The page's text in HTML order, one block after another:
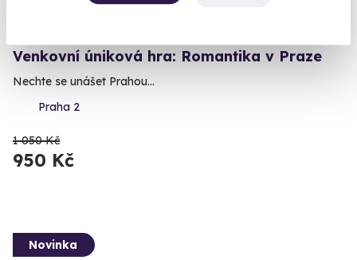
Venkovní úniková hra: Romantika v Praze
Nechte se unášet Prahou...
Praha 2
1 050 Kč
950 Kč
Novinka